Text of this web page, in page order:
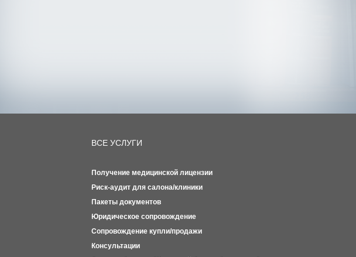
Консультации
Сопровождение купли/продажи
Юридическое сопровождение
Пакеты документов
Риск-аудит для салона/клиники
Получение медицинской лицензии
ВСЕ УСЛУГИ